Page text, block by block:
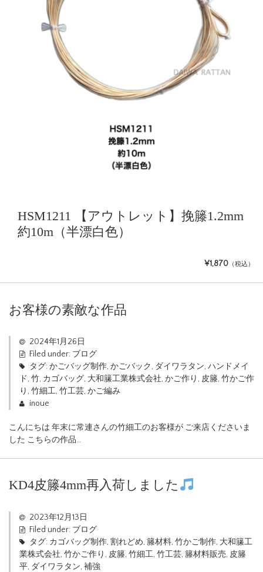
HSM1211 【アウトレット】挽籐1.2mm
約10m（半漂白色）
¥1,870 （税込）
お客様の素敵な作品
2024年1月26日
Filed under: ブログ
タグ:かごバッグ制作, かごバック, ダイワラタン, ハンドメイ
ド, 竹, カゴバッグ, 大和籘工業株式会社, かご作り , 皮籐, 竹かご作
り , 竹細工, 竹工芸, かご編み
inoue
こんにちは 年末に常連さんの竹細工のお客様が ご来店くださいま
した こちらの作品…
KD4皮籐4mm再入荷しました
2023年12月13日
Filed under: ブログ
タグ: カゴバッグ制作, 割れどめ, 籐材料, 竹かご制作, 大和籘工
業株式会社, 竹かご作り , 皮籐, 竹細工, 竹工芸, 籐材料販売, 皮籐
平, ダイワラタン, 補強